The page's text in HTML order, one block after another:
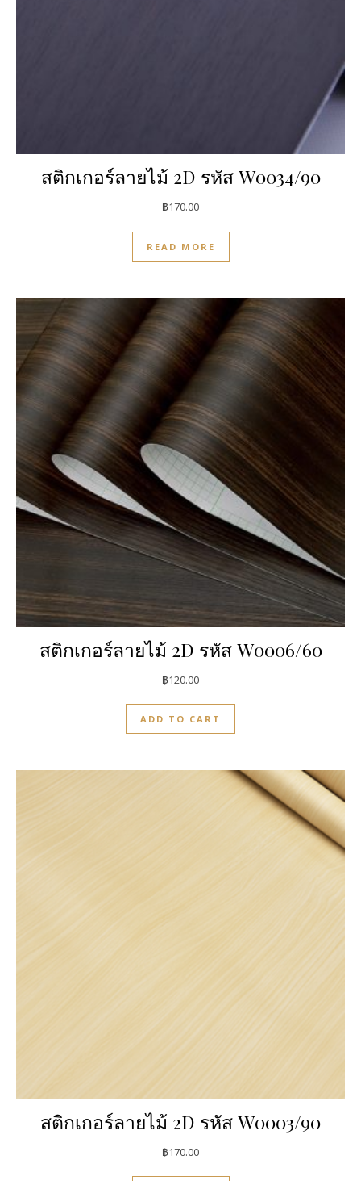
สติกเกอร์ลายไม้ 2D รหัส W0034/90
฿170.00
READ MORE
สติกเกอร์ลายไม้ 2D รหัส W0006/60
฿120.00
ADD TO CART
สติกเกอร์ลายไม้ 2D รหัส W0003/90
฿170.00